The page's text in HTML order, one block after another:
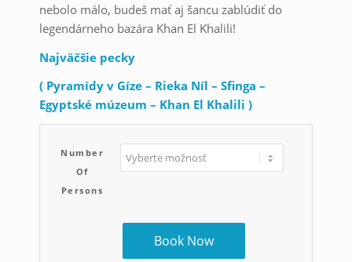
nebolo málo, budeš mať aj šancu zablúdiť do
legendárneho bazára Khan El Khalili!
Najväčšie pecky
( Pyramídy v Gíze – Rieka Níl – Sfinga –
Egyptské múzeum – Khan El Khalili )
Number
Of
Persons
Book Now